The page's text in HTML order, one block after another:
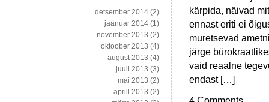
kärpida, näivad
ennast eriti ei
muretsevad
järge
vaid reaalne
endast […]
detsember 2014 (2)
jaanuar 2014 (1)
november 2013 (2)
oktoober 2013 (4)
august 2013 (4)
juuli 2013 (3)
mai 2013 (2)
aprill 2013 (2)